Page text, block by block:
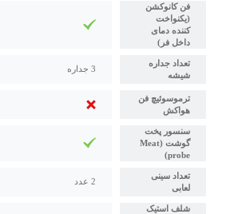
فن کانوکشن
(یکنواخت
کننده دمای
داخل فر)
تعداد جداره
شیشه
3 جداره
ترموسوئیچ فن
هواکش
سنسور پخت
گوشت (Meat
probe)
تعداد سینی
لعابی
2 عدد
شلف استیک